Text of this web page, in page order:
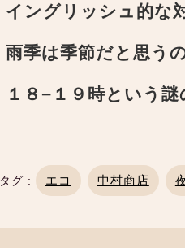
イングリッシュ的な
雨季は季節だと思う
１８−１９時という謎
タグ : エコ 中村商店